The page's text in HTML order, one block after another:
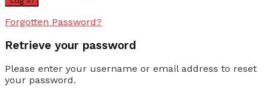
Forgotten Password?
Retrieve your password
Please enter your username or email address to reset
your password.